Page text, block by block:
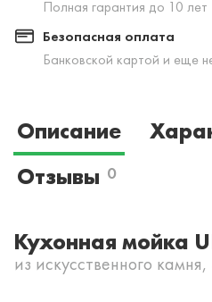
Полная гарантия до 10 лет
Безопасная оплата
Банковской картой и еще
Описание
Отзывы 0
Кухонная мойка
из искусственного